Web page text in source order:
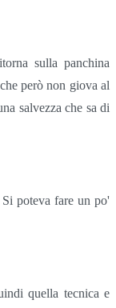
sulla panchina
però non giova al
salvezza che sa di
poteva fare un po'
quella tecnica e